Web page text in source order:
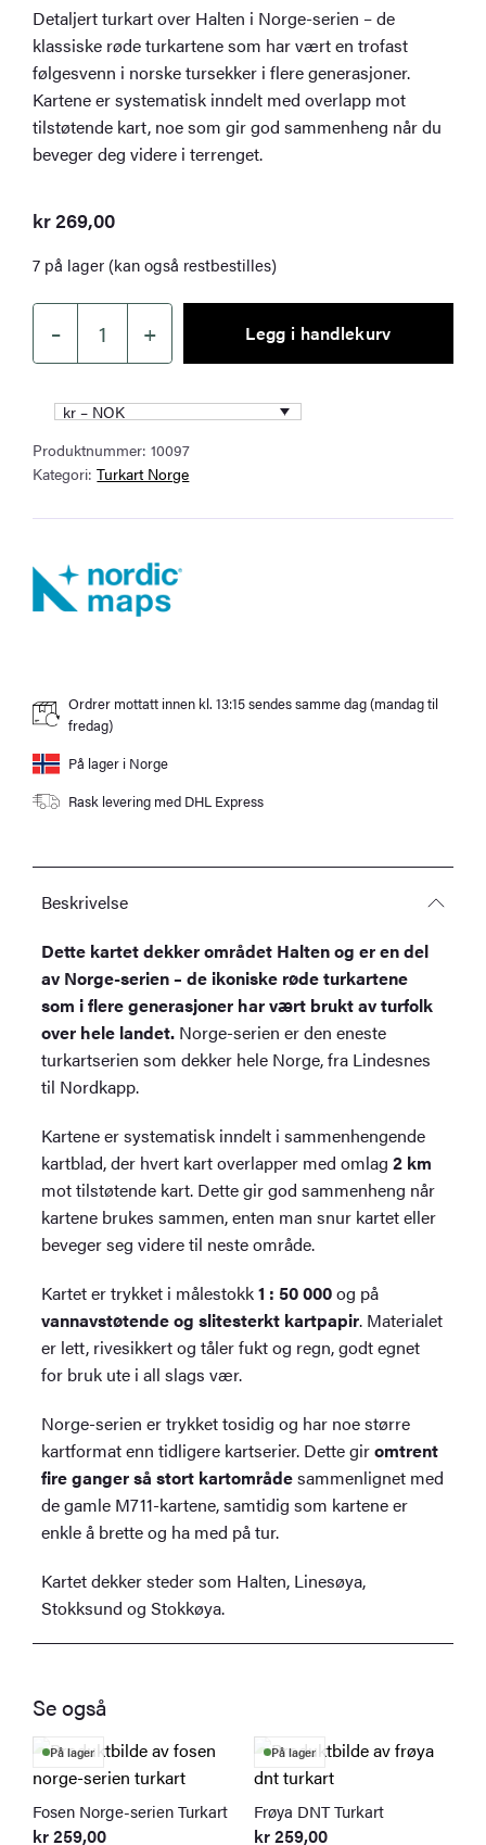
Detaljert turkart over Halten i Norge-serien – de
klassiske røde turkartene som har vært en trofast
følgesvenn i norske tursekker i flere generasjoner.
Kartene er systematisk inndelt med overlapp mot
tilstøtende kart, noe som gir god sammenheng når du
beveger deg videre i terrenget.
kr269,00
7 på lager (kan også restbestilles)
–
Halten
Norge-
serien
Turkart
antall
+ Legg i handlekurv
kr – NOK
Produktnummer:10097
Kategori:Turkart Norge
Ordrer mottatt innen kl. 13:15 sendes samme dag (mandag til
fredag)
På lager i Norge
Rask levering med DHL Express
Beskrivelse
Dette kartet dekker området Halten og er en del
av Norge-serien – de ikoniske røde turkartene
som i flere generasjoner har vært brukt av turfolk
over hele landet. Norge-serien er den eneste
turkartserien som dekker hele Norge, fra Lindesnes
til Nordkapp.
Kartene er systematisk inndelt i sammenhengende
kartblad, der hvert kart overlapper med omlag2 km
mot tilstøtende kart. Dette gir god sammenheng når
kartene brukes sammen, enten man snur kartet eller
beveger seg videre til neste område.
Kartet er trykket i målestokk1 : 50 000og på
vannavstøtende og slitesterkt kartpapir. Materialet
er lett, rivesikkert og tåler fukt og regn, godt egnet
for bruk ute i all slags vær.
Norge-serien er trykket tosidig og har noe større
kartformat enn tidligere kartserier. Dette giromtrent
fire ganger så stort kartområdesammenlignet med
de gamle M711-kartene, samtidig som kartene er
enkle å brette og ha med på tur.
Kartet dekker steder som Halten, Linesøya,
Stokksund og Stokkøya.
Se også
På lager
Fosen Norge-serien Turkart
kr259,00
På lager
Frøya DNT Turkart
kr259,00